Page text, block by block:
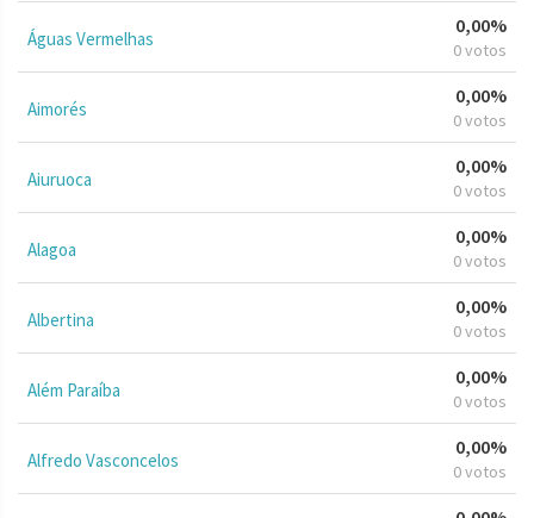
Águas Vermelhas
0,00%
0 votos
Aimorés
0,00%
0 votos
Aiuruoca
0,00%
0 votos
Alagoa
0,00%
0 votos
Albertina
0,00%
0 votos
Além Paraíba
0,00%
0 votos
Alfredo Vasconcelos
0,00%
0 votos